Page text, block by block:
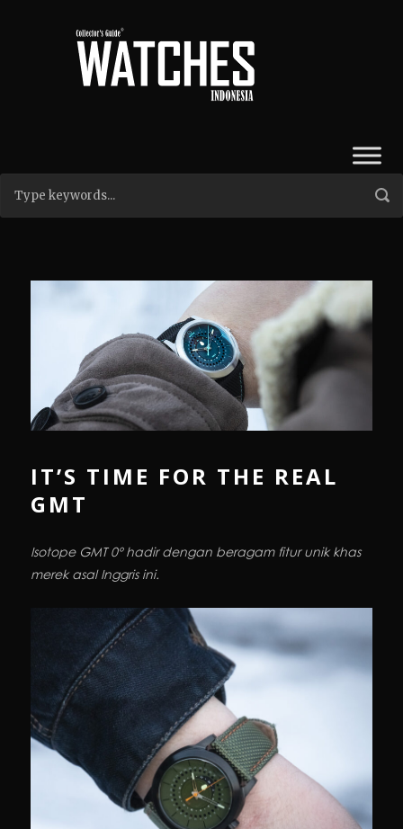
IT’S TIME FOR THE REAL
GMT
Isotope GMT 0º hadir dengan beragam fitur unik khas
merek asal Inggris ini.